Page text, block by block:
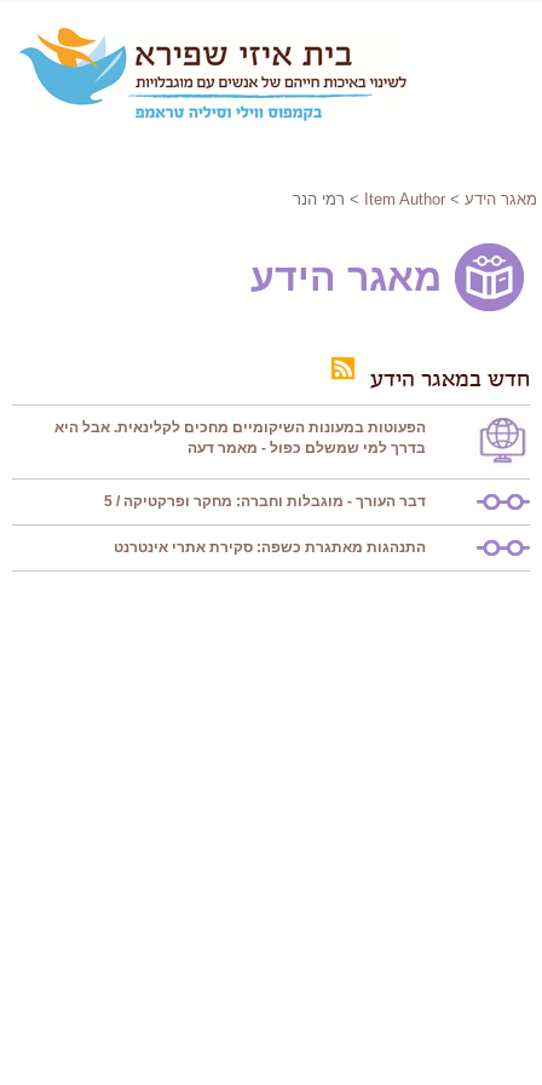
מאגר הידע >
Item Author > רמי הנר
מאגר הידע
חדש במאגר הידע
הפעוטות במעונות השיקומיים מחכים לקלינאית. אבל היא
בדרך למי שמשלם כפול - מאמר דעה
דבר העורך - מוגבלות וחברה: מחקר ופרקטיקה / 5
התנהגות מאתגרת כשפה: סקירת אתרי אינטרנט